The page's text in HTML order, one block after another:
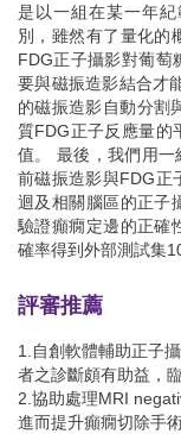
是以一組在某一年
別，雖然有了量化的
FDG正子攝影對葡萄
要與磁振造影結合才
的磁振造影自動分割
質FDG正子反應量的
值。 最後，我們用
前磁振造影與FDG正
迴及相關腦區的正子
驗證癲癇定邊的正確
確率得到外部測試集
評審推薦
1.自創軟體輔助正子
者之診斷頗有助益，
2.協助處理MRI
進而提升癲癇切除手